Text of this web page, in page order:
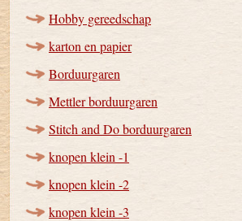
Hobby gereedschap
karton en papier
Borduurgaren
Mettler borduurgaren
Stitch and Do borduurgaren
knopen klein -1
knopen klein -2
knopen klein -3